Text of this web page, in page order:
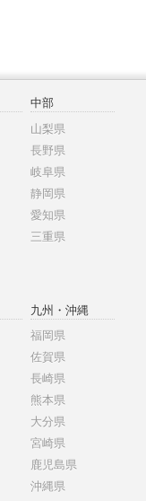
中部
山梨県
長野県
岐阜県
静岡県
愛知県
三重県
九州・沖縄
福岡県
佐賀県
長崎県
熊本県
大分県
宮崎県
鹿児島県
沖縄県